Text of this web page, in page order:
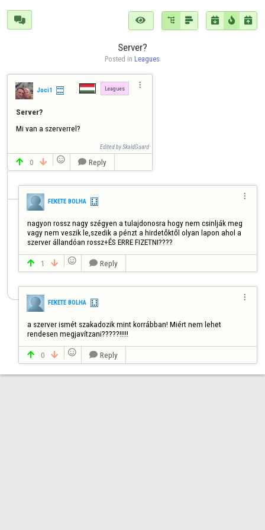
      
Server?
Posted in Leagues
Joci1 Leagues 
Server?
Mi van a szerverrel?
Edited by SkaldGuard
 0    Reply
FEKETE BOLHA

nagyon rossz nagy szégyen a tulajdonosra hogy nem csinlják meg
vagy nem veszik le,szedik a pénzt a hirdetőktől olyan lapon ahol a
szerver állandóan rossz+ÉS ERRE FIZETNI????
 1    Reply
FEKETE BOLHA

a szerver ismét szakadozik mint korrábban! Miért nem lehet
rendesen megjavítzani?????!!!!!
 0    Reply